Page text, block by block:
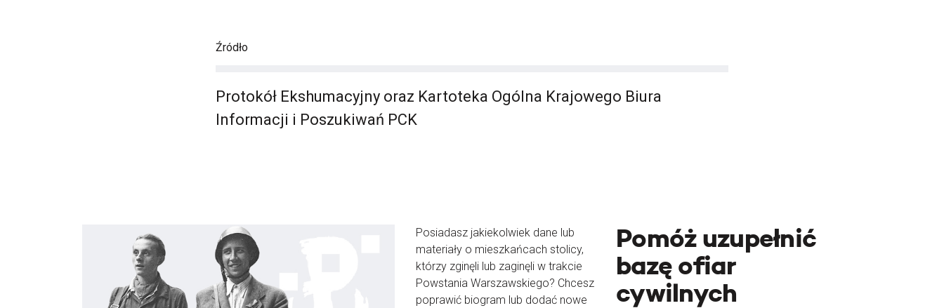
Źródło
Protokół Ekshumacyjny oraz Kartoteka Ogólna Krajowego Biura
Informacji i Poszukiwań PCK
Posiadasz jakiekolwiek dane lub
materiały o mieszkańcach stolicy,
którzy zginęli lub zaginęli w trakcie
Powstania Warszawskiego? Chcesz
poprawić biogram lub dodać nowe
Pomóż uzupełnić
bazę ofiar
cywilnych